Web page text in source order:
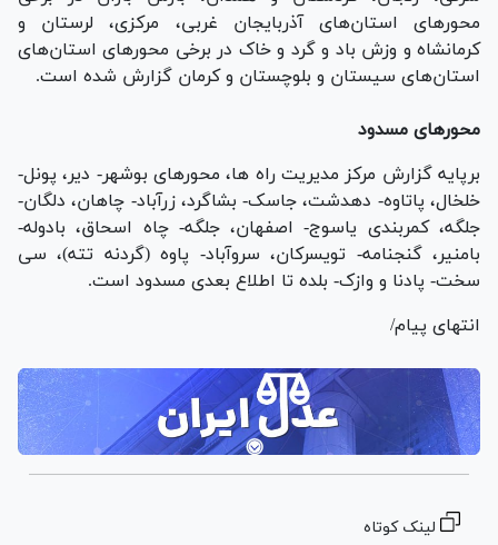
محورهای استان‌های آذربایجان غربی، مرکزی، لرستان و
کرمانشاه و وزش باد و گرد و خاک در برخی محورهای استان‌های
استان‌های سیستان و بلوچستان و کرمان گزارش شده است.
محورهای مسدود
برپایه گزارش مرکز مدیریت راه ها، محورهای بوشهر- دیر، پونل-
خلخال، پاتاوه- دهدشت، جاسک- بشاگرد، زرآباد- چاهان، دلگان-
جلگه، کمربندی یاسوج- اصفهان، جلگه- چاه اسحاق، بادوله-
بامنیر، گنجنامه- تویسرکان، سروآباد- پاوه (گردنه تته)، سی
سخت- پادنا و وازک- بلده تا اطلاع بعدی مسدود است.
انتهای پیام/
لینک کوتاه